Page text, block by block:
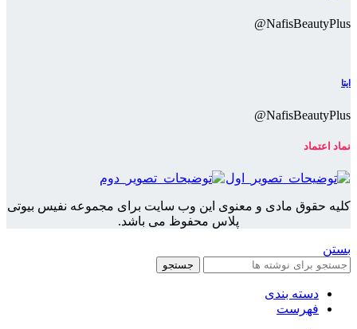
NafisBeautyPlus@
ایتا
NafisBeautyPlus@
نماد اعتماد
کلیه حقوق مادی و معنوی این وب سایت برای مجموعه نفیس بیوتی
پلاس محفوظ می باشد.
بستن
جستجو
دسته بندی
فهرست